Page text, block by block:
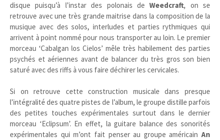
disque puisqu’à l’instar des polonais deWeedcraft, on se
retrouve avec une très grande maitrise dans la composition de la
musique avec des solos, interludes et parties rythmiques qui
arrivent à point nommé pour nous transporter au loin. Le premier
morceau ‘Cabalgan los Cielos’ mêle très habilement des parties
psychés et aériennes avant de balancer du très gros son bien
saturé avec des riffs à vous faire déchirer les cervicales.
Si on retrouve cette construction musicale dans presque
l’intégralité des quatre pistes de l’album, le groupe distille parfois
des petites touches expérimentales surtout dans le dernier
morceau ‘Eclipsum’. En effet, la guitare balance des sonorités
expérimentales qui m’ont fait penser au groupe américain An